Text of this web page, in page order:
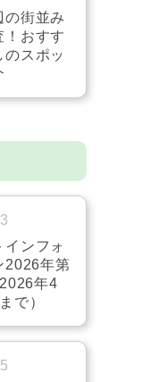
の街並み
！おすす
のスポッ
インフォ
2026年第
年4
で）